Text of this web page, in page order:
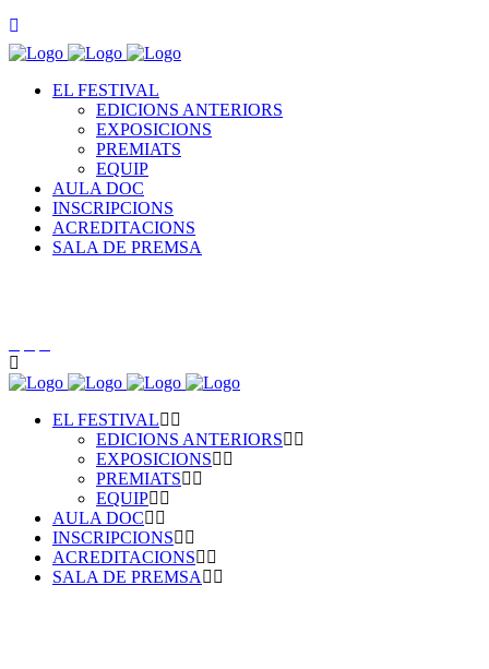
EL FESTIVAL
EDICIONS ANTERIORS
EXPOSICIONS
PREMIATS
EQUIP
AULA DOC
INSCRIPCIONS
ACREDITACIONS
SALA DE PREMSA
EL FESTIVAL
EDICIONS ANTERIORS
EXPOSICIONS
PREMIATS
EQUIP
AULA DOC
INSCRIPCIONS
ACREDITACIONS
SALA DE PREMSA